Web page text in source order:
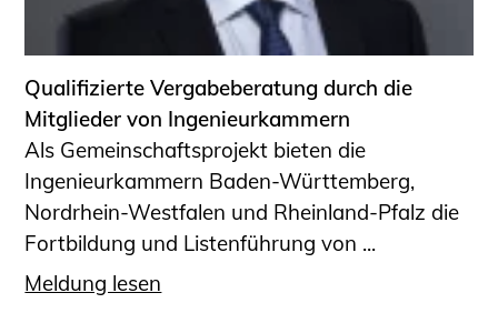
Informationen für Fortbildungsträger
Anträge, Anzeigen, Formulare
Fortbildung/Seminare
Informationen für Ingenieurinnen
und Ingenieure
Recht
Planungswettbewerbe
Publikationen
Stellenbörse
Qualifizierte Vergabeberatung durch die
Mitglieder von Ingenieurkammern
Als Gemeinschaftsprojekt bieten die
Ingenieurkammern Baden-Württemberg,
Nordrhein-Westfalen und Rheinland-Pfalz die
Fortbildung und Listenführung von ...
Meldung lesen